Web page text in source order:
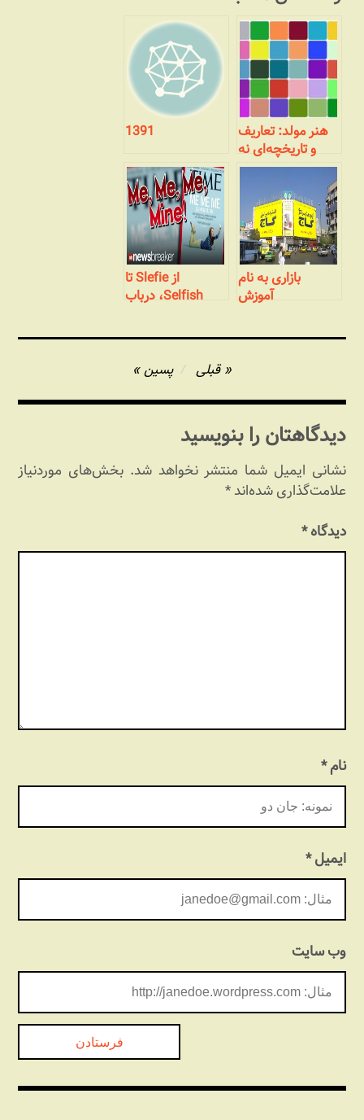
هنر مولد: تعاریف
و تاریخچه‌ای نه
چندان مختصر
1391
بازاری به نام
آموزش
از Slefie تا
Selfish، درباب
جدید
نوشته
قبلی پسین
دیدگاهتان را بنویسید
نشانی ایمیل شما منتشر نخواهد شد. بخش‌های موردنیاز
علامت‌گذاری شده‌اند*
دیدگاه*
نام*
ایمیل*
وب‌ سایت